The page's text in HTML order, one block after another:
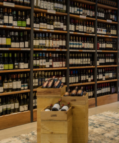
Vinhos Tinto
Portugal
VINHA DE LORIS
% Álcool: 13,5%
1º
2º
3
4
5º
º
7º